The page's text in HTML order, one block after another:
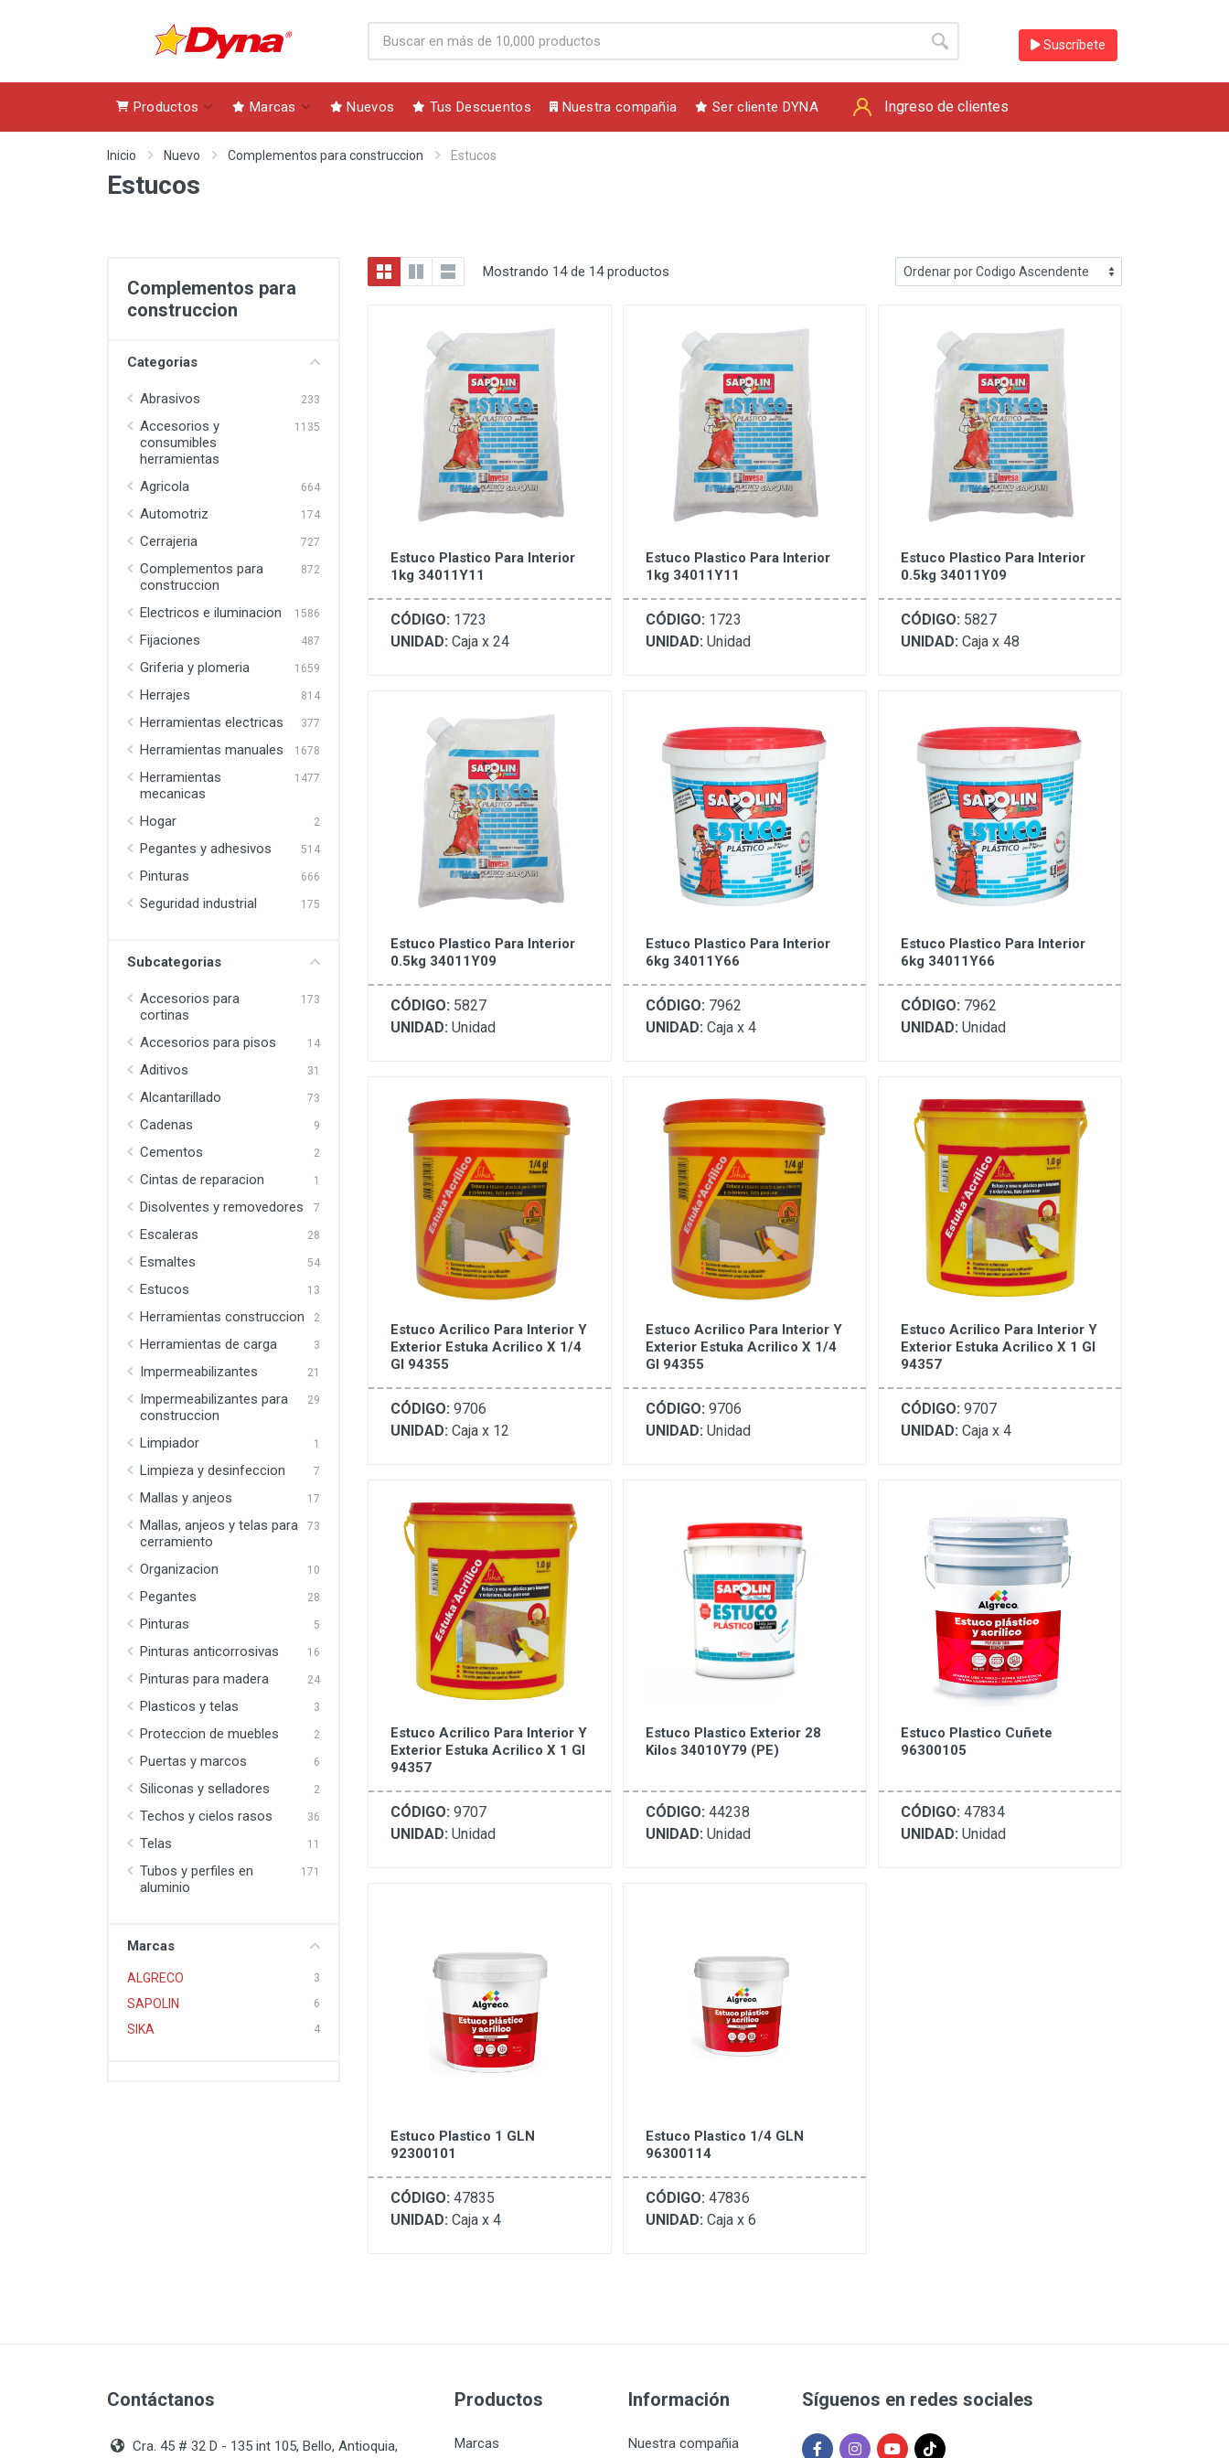
Suscríbete
Productos Marcas Nuevos Tus Descuentos Nuestra compañia Ser cliente DYNA Ingreso de clientes
Inicio Nuevo Complementos para construccion Estucos
Estucos
Complementos para
construccion
Categorias
Abrasivos 233
Accesorios y
consumibles
herramientas
1135
Agricola 664
Automotriz 174
Cerrajeria 727
Complementos para
construccion
872
Electricos e iluminacion 1586
Fijaciones 487
Griferia y plomeria 1659
Herrajes 814
Herramientas electricas 377
Herramientas manuales 1678
Herramientas
mecanicas
1477
Hogar 2
Pegantes y adhesivos 514
Pinturas 666
Seguridad industrial 175
Subcategorias
Accesorios para
cortinas
173
Accesorios para pisos 14
Aditivos 31
Alcantarillado 73
Cadenas 9
Cementos 2
Cintas de reparacion 1
Disolventes y removedores 7
Escaleras 28
Esmaltes 54
Estucos 13
Herramientas construccion 2
Herramientas de carga 3
Impermeabilizantes 21
Impermeabilizantes para
construccion
29
Limpiador 1
Limpieza y desinfeccion 7
Mallas y anjeos 17
Mallas, anjeos y telas para
cerramiento
73
Organizacion 10
Pegantes 28
Pinturas 5
Pinturas anticorrosivas 16
Pinturas para madera 24
Plasticos y telas 3
Proteccion de muebles 2
Puertas y marcos 6
Siliconas y selladores 2
Techos y cielos rasos 36
Telas 11
Tubos y perfiles en
aluminio
171
Marcas
ALGRECO 3
SAPOLIN 6
SIKA 4
Mostrando 14 de 14 productos
Estuco Plastico Para Interior
1kg 34011Y11
CÓDIGO: 1723
UNIDAD: Caja x 24
Estuco Plastico Para Interior
1kg 34011Y11
CÓDIGO: 1723
UNIDAD: Unidad
Estuco Plastico Para Interior
0.5kg 34011Y09
CÓDIGO: 5827
UNIDAD: Caja x 48
Estuco Plastico Para Interior
0.5kg 34011Y09
CÓDIGO: 5827
UNIDAD: Unidad
Estuco Plastico Para Interior
6kg 34011Y66
CÓDIGO: 7962
UNIDAD: Caja x 4
Estuco Plastico Para Interior
6kg 34011Y66
CÓDIGO: 7962
UNIDAD: Unidad
Estuco Acrilico Para Interior Y
Exterior Estuka Acrilico X 1/4
Gl 94355
CÓDIGO: 9706
UNIDAD: Caja x 12
Estuco Acrilico Para Interior Y
Exterior Estuka Acrilico X 1/4
Gl 94355
CÓDIGO: 9706
UNIDAD: Unidad
Estuco Acrilico Para Interior Y
Exterior Estuka Acrilico X 1 Gl
94357
CÓDIGO: 9707
UNIDAD: Caja x 4
Estuco Acrilico Para Interior Y
Exterior Estuka Acrilico X 1 Gl
94357
CÓDIGO: 9707
UNIDAD: Unidad
Estuco Plastico Exterior 28
Kilos 34010Y79 (PE)
CÓDIGO: 44238
UNIDAD: Unidad
Estuco Plastico Cuñete
96300105
CÓDIGO: 47834
UNIDAD: Unidad
Estuco Plastico 1 GLN
92300101
CÓDIGO: 47835
UNIDAD: Caja x 4
Estuco Plastico 1/4 GLN
96300114
CÓDIGO: 47836
UNIDAD: Caja x 6
Contáctanos
Cra. 45 # 32 D - 135 int 105, Bello, Antioquia,
Productos
Marcas
Información
Nuestra compañia
Síguenos en redes sociales